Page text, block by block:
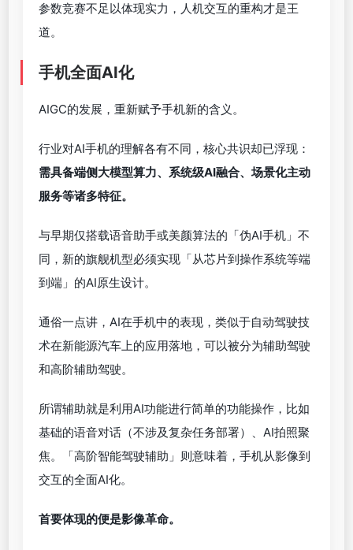
参数竞赛不足以体现实力，人机交互的重构才是王
道。
手机全面AI化
AIGC的发展，重新赋予手机新的含义。
行业对AI手机的理解各有不同，核心共识却已浮现：
需具备端侧大模型算力、系统级AI融合、场景化主动
服务等诸多特征。
与早期仅搭载语音助手或美颜算法的「伪AI手机」不
同，新的旗舰机型必须实现「从芯片到操作系统等端
到端」的AI原生设计。
通俗一点讲，AI在手机中的表现，类似于自动驾驶技
术在新能源汽车上的应用落地，可以被分为辅助驾驶
和高阶辅助驾驶。
所谓辅助就是利用AI功能进行简单的功能操作，比如
基础的语音对话（不涉及复杂任务部署）、AI拍照聚
焦。「高阶智能驾驶辅助」则意味着，手机从影像到
交互的全面AI化。
首要体现的便是影像革命。